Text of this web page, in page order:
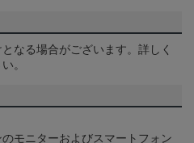
なる場合がございます。詳しく
。
モニターおよびスマートフォン